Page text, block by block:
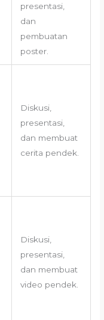
presentasi,
dan
pembuatan
poster.
Diskusi,
presentasi,
dan membuat
cerita pendek.
Diskusi,
presentasi,
dan membuat
video pendek.